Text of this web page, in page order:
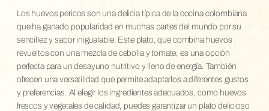
Los huevos pericos son una delicia típica de la cocina colombiana
que ha ganado popularidad en muchas partes del mundo por su
sencillez y sabor inigualable. Este plato, que combina huevos
revueltos con una mezcla de cebolla y tomate, es una opción
perfecta para un desayuno nutritivo y lleno de energía. También
ofrecen una versatilidad que permite adaptarlos a diferentes gustos
y preferencias. Al elegir los ingredientes adecuados, como huevos
frescos y vegetales de calidad, puedes garantizar un plato delicioso